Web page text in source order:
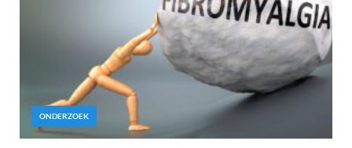
ONDERZOEK